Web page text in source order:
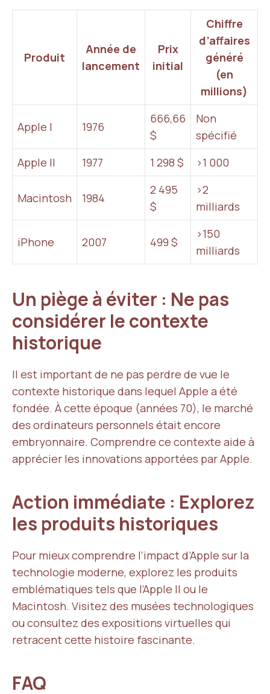
Produit
Année de
lancement
Prix
initial
Chiffre
d’affaires
généré
(en
millions)
Apple I 1976
666,66
$
Non
spécifié
Apple II
1977 1 298 $ >1 000
Macintosh 1984
2 495
$
>2
milliards
iPhone 2007 499 $
>150
milliards
Un piège à éviter : Ne pas
considérer le contexte
historique
Il est important de ne pas perdre de vue le
contexte historique dans lequel Apple a été
fondée. À cette époque (années 70), le marché
des ordinateurs personnels était encore
embryonnaire. Comprendre ce contexte aide à
apprécier les innovations apportées par Apple.
Action immédiate : Explorez
les produits historiques
Pour mieux comprendre l’impact d’Apple sur la
technologie moderne, explorez les produits
emblématiques tels que l’Apple II ou le
Macintosh. Visitez des musées technologiques
ou consultez des expositions virtuelles qui
retracent cette histoire fascinante.
FAQ